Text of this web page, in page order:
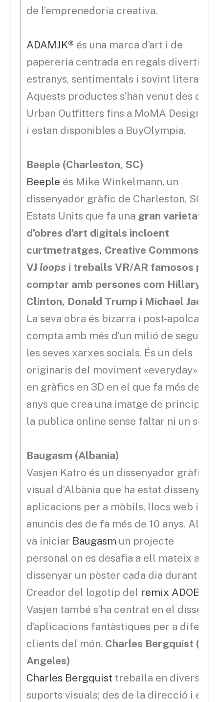
de l’emprenedoria creativa.
ADAMJK® és una marca d’art i de
papereria centrada en regals divertits,
estranys, sentimentals i sovint literals.
Aquests productes s’han venut des de
Urban Outfitters fins a MoMA Design
i estan disponibles a BuyOlympia.
Beeple (Charleston, SC)
Beeple és Mike Winkelmann, un
dissenyador gràfic de Charleston, SC,
Estats Units que fa una gran varietat
d’obres d’art digitals incloent
curtmetratges, Creative Commons
VJ loopsi treballs VR/AR famosos per
comptar amb persones com Hillary
Clinton, Donald Trump i Michael
La seva obra és bizarra i post-
compta amb més d’un milió de
les seves xarxes socials. És un dels
originaris del moviment «everyday»
en gràfics en 3D en el que fa més de 12
anys que crea una imatge de principi a
la publica online sense faltar ni un sol
Baugasm (Albania)
Vasjen Katro és un dissenyador gràfic i
visual d’Albània que ha estat dissenyant
aplicacions per a mòbils, llocs web i
anuncis des de fa més de 10 anys. Al
va iniciar Baugasm un projecte
personal on es desafia a ell mateix a
dissenyar un pòster cada dia durant un
Creador del logotip del remix ADOBE
Vasjen també s’ha centrat en el disseny
d’aplicacions fantàstiques per a
clients del món. Charles Bergquist (Los
Angeles)
Charles Bergquist treballa en diversos
suports visuals; des de la direcció i el